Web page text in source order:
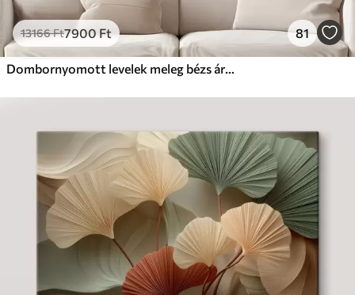
13166Ft7900 Ft 81
Dombornyomott levelek meleg bézs árnyalatokban